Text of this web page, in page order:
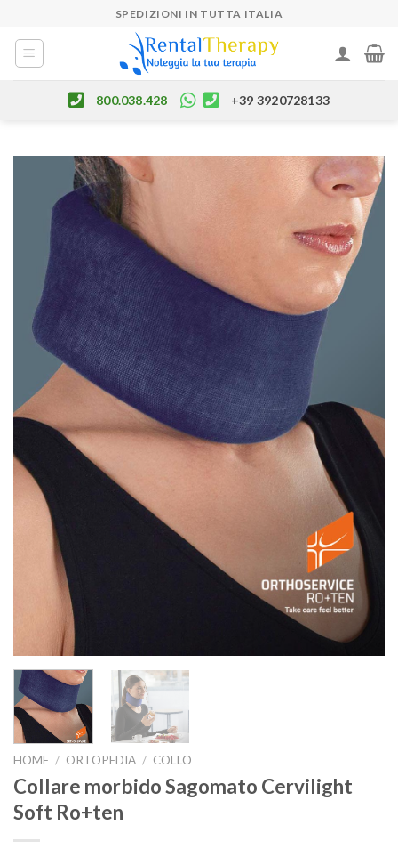
content
SPEDIZIONI IN TUTTA ITALIA
800.038.428 +39 3920728133
HOME / ORTOPEDIA / COLLO
Collare morbido Sagomato Cervilight
Soft Ro+ten